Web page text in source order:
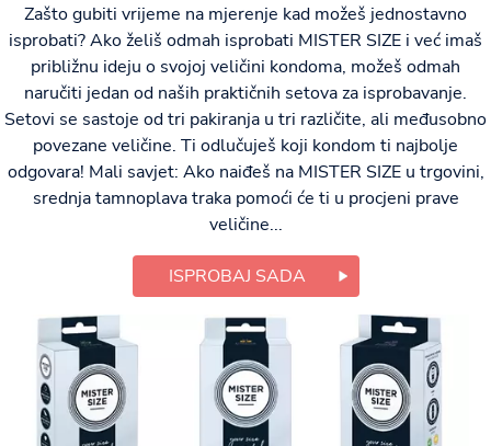
Zašto gubiti vrijeme na mjerenje kad možeš jednostavno
isprobati? Ako želiš odmah isprobati MISTER SIZE i već imaš
približnu ideju o svojoj veličini kondoma, možeš odmah
naručiti jedan od naših praktičnih setova za isprobavanje.
Setovi se sastoje od tri pakiranja u tri različite, ali međusobno
povezane veličine. Ti odlučuješ koji kondom ti najbolje
odgovara! Mali savjet: Ako naiđeš na MISTER SIZE u trgovini,
srednja tamnoplava traka pomoći će ti u procjeni prave
veličine...
ISPROBAJ SADA